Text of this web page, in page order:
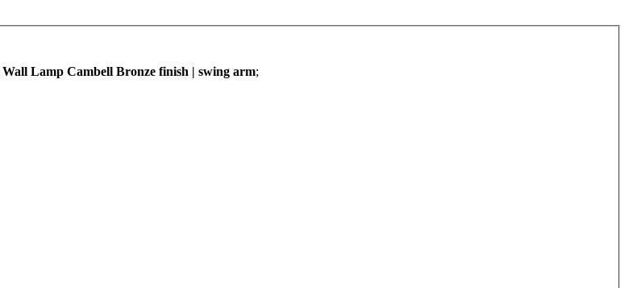
Wall Lamp Cambell Bronze finish | swing arm;